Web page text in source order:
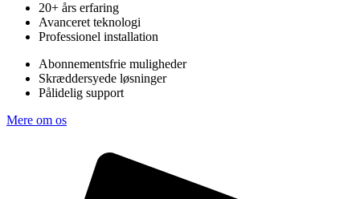
20+ års erfaring
Avanceret teknologi
Professionel installation
Abonnementsfrie muligheder
Skræddersyede løsninger
Pålidelig support
Mere om os